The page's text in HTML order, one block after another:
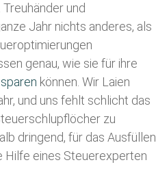
und
Jahr nichts anderes, als
genau, wie sie für ihre
können. Wir Laien
und uns fehlt schlicht das
zu
dringend, für das Ausfüllen
Hilfe eines Steuerexperten